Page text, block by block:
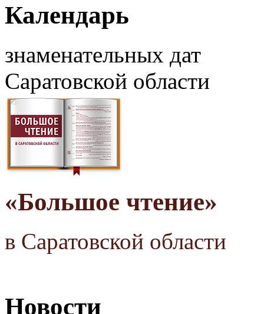
Календарь
знаменательных дат
Саратовской области
«Большое чтение»
в Саратовской области
Новости